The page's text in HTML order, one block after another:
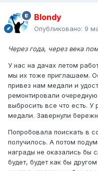
Blondy
Опубликовано: 9
Через года, через века
У нас на дачах летом
мы их тоже приглашаем.
привез нам медали и
ремонтировали
выбросить все что есть. У
медали. Завернули
Попробовала поискать в
получилось. А потом
награды не оказались бы
будет, будет как бы